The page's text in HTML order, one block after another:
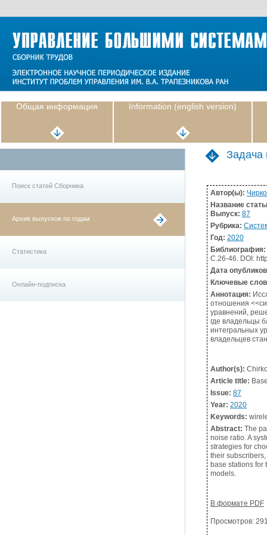
Общая информация Information (english version)
Поиск статей Сборника
Архив выпусков по годам
Статистика
Онлайн-подписка
Задача
Автор(ы):
Название
Выпуск: 87
Рубрика:
Год: 2020
Библиография:
С.26-46. DOI:
Дата
Ключевые
Аннотация:
отношения
уравнений,
где владельцы
интегральных
владельцев
Author(s):
Article title:
Issue: 87
Year: 2020
Keywords:
Abstract: The
noise ratio. A
strategies for
their
base stations for
models.
В формате PDF
Просмотров: